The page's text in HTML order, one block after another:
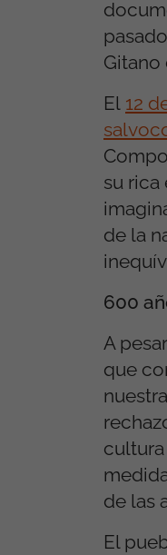
Gitano
El 12
su rica
de la
600
A
que
de las
El